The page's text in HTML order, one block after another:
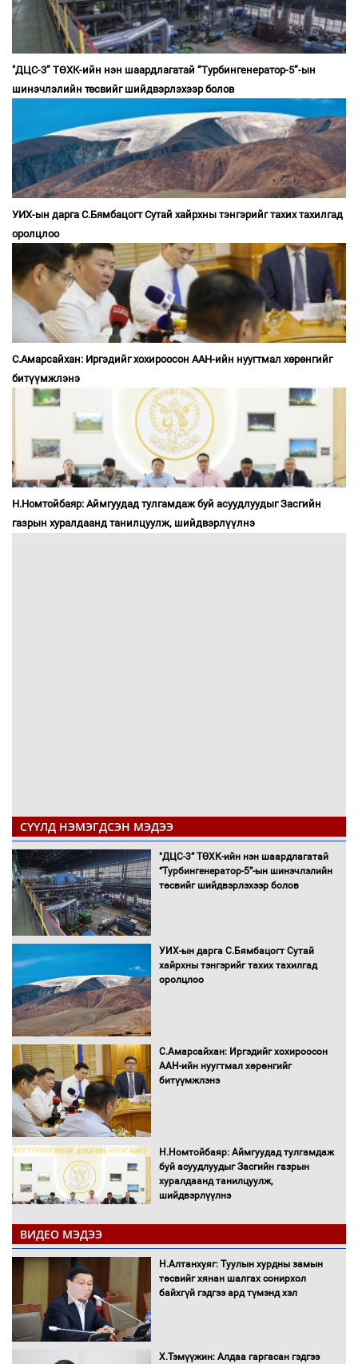
"ДЦС-3” ТӨХК-ийн нэн шаардлагатай “Турбингенератор-5”-ын
шинэчлэлийн төсвийг шийдвэрлэхээр болов
УИХ-ын дарга С.Бямбацогт Сутай хайрхны тэнгэрийг тахих тахилгад
оролцлоо
С.Амарсайхан: Иргэдийг хохироосон ААН-ийн нуугтмал хөрөнгийг
битүүмжлэнэ
Н.Номтойбаяр: Аймгуудад тулгамдаж буй асуудлуудыг Засгийн
газрын хуралдаанд танилцуулж, шийдвэрлүүлнэ
СҮҮЛД НЭМЭГДСЭН МЭДЭЭ
"ДЦС-3” ТӨХК-ийн нэн шаардлагатай
“Турбингенератор-5”-ын шинэчлэлийн
төсвийг шийдвэрлэхээр болов
УИХ-ын дарга С.Бямбацогт Сутай
хайрхны тэнгэрийг тахих тахилгад
оролцлоо
С.Амарсайхан: Иргэдийг хохироосон
ААН-ийн нуугтмал хөрөнгийг
битүүмжлэнэ
Н.Номтойбаяр: Аймгуудад тулгамдаж
буй асуудлуудыг Засгийн газрын
хуралдаанд танилцуулж,
шийдвэрлүүлнэ
эрэгтэйчүүдийн волейболын тэмцээнд
оролцож байгаа баг тамирчдад
амжилт хүслээ
Автобензин, дизель түлшний онцгой
ВИДЕО МЭДЭЭ
Н.Алтанхуяг: Туулын хурдны замын
төсвийг хянан шалгах сонирхол
байхгүй гэдгээ ард түмэнд хэл
Х.Тэмүүжин: Алдаа гаргасан гэдгээ